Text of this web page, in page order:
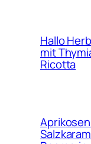
Hallo
mit
Ricotta